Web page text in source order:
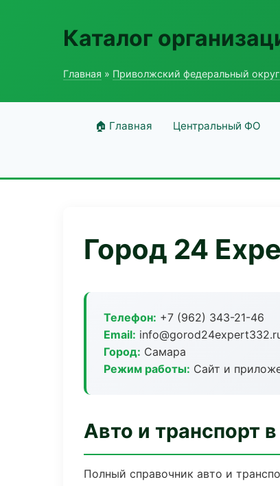
Каталог
Главная » Приволжский федеральный округ
🏠 Главная Центральный ФО
Город 24
Телефон: +7 (962) 343-21-46
Email:
Город: Самара
Режим работы: Сайт и
Авто и транспорт
Полный справочник авто и